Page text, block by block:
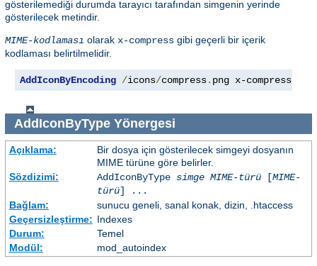
gösterilemediği durumda tarayıcı tarafından simgenin yerinde
gösterilecek metindir.
MIME-kodlaması olarak x-compress gibi geçerli bir içerik
kodlaması belirtilmelidir.
AddIconByEncoding /icons/compress. png x-compress
AddIconByTypeYönergesi
Açıklama:
Bir dosya için gösterilecek simgeyi dosyanın
MIME türüne göre belirler.
Sözdizimi:
AddIconByType simge MIME-türü[MIME-
türü] ...
Bağlam:
sunucu geneli, sanal konak, dizin, .htaccess
Geçersizleştirme: Indexes
Durum:
Temel
Modül:
mod_autoindex